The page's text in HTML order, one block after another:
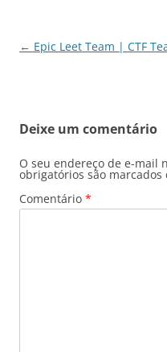
Navegação
← Epic Leet Team | CTF
Deixe um comentário
O seu endereço de e-mail
obrigatórios são marcados
Comentário *